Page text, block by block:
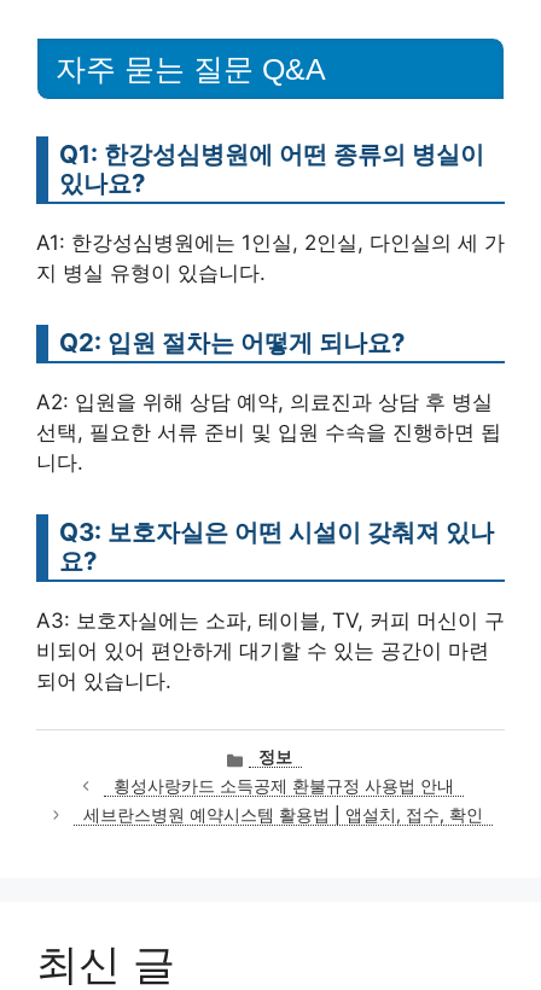
자주 묻는 질문 Q&A
Q1: 한강성심병원에 어떤 종류의 병실이
있나요?
A1: 한강성심병원에는 1인실, 2인실, 다인실의 세 가
지 병실 유형이 있습니다.
Q2: 입원 절차는 어떻게 되나요?
A2: 입원을 위해 상담 예약, 의료진과 상담 후 병실
선택, 필요한 서류 준비 및 입원 수속을 진행하면 됩
니다.
Q3: 보호자실은 어떤 시설이 갖춰져 있나
요?
A3: 보호자실에는 소파, 테이블, TV, 커피 머신이 구
비되어 있어 편안하게 대기할 수 있는 공간이 마련
되어 있습니다.
카
테
고
리
정보
횡성사랑카드 소득공제 환불규정 사용법 안내
세브란스병원 예약시스템 활용법 | 앱설치, 접수, 확인
최신 글